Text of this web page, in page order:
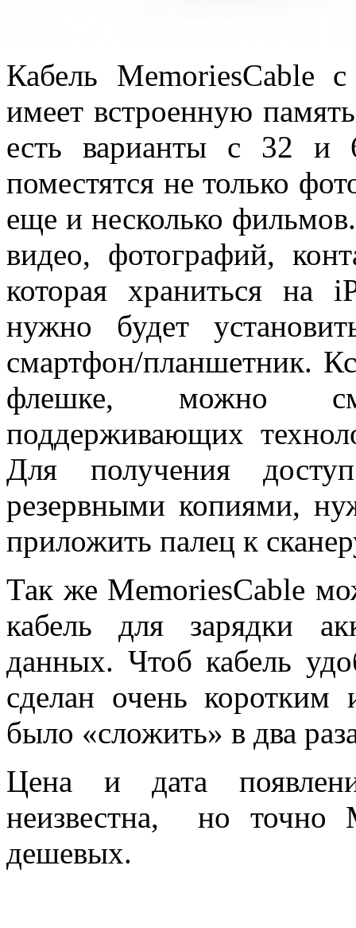
Кабель MemoriesCable
имеет встроенную
есть варианты с 32 и
поместятся не только
еще и несколько
видео, фотографий,
которая храниться на
нужно будет
смартфон/планшетник.
флешке, можно
поддерживающих
Для получения
резервными копиями,
приложить палец к
Так же MemoriesCable
кабель для зарядки
данных. Чтоб кабель
сделан очень
было «сложить» в два
Цена и дата
неизвестна, но
дешевых.